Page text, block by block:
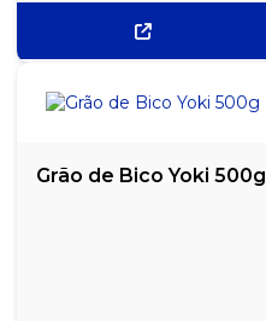
Grão de Bico Yoki 500g